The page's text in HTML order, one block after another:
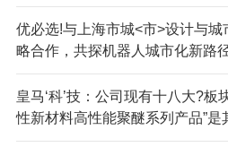
优必选!与上海市城<市>设计与
略合作，共探机器人城市化新路
皇马‘科’技：公司现有十八大?板
性新材料高性能聚醚系列产品”是